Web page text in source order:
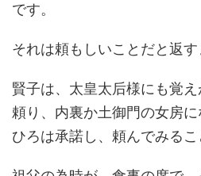
です。
それは頼もしいことだと返す
賢子は、太皇太后様にも覚
頼り、内裏か土御門の女房
ひろは承諾し、頼んでみるこ